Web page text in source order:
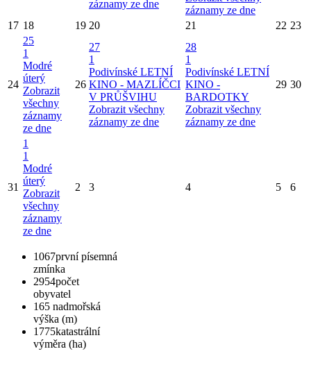
záznamy ze dne
záznamy ze dne
17 18 19 20 21 22 23
24
25
1
Modré
úterý
Zobrazit
všechny
záznamy
ze dne
26
27
1
Podivínské LETNÍ
KINO - MAZLÍČCI
V PRŮŠVIHU
Zobrazit všechny
záznamy ze dne
28
1
Podivínské LETNÍ
KINO -
BARDOTKY
Zobrazit všechny
záznamy ze dne
29 30
31
1
1
Modré
úterý
Zobrazit
všechny
záznamy
ze dne
2 3 4 5 6
1067první písemná
zmínka
2954počet
obyvatel
165 nadmořská
výška (m)
1775katastrální
výměra (ha)